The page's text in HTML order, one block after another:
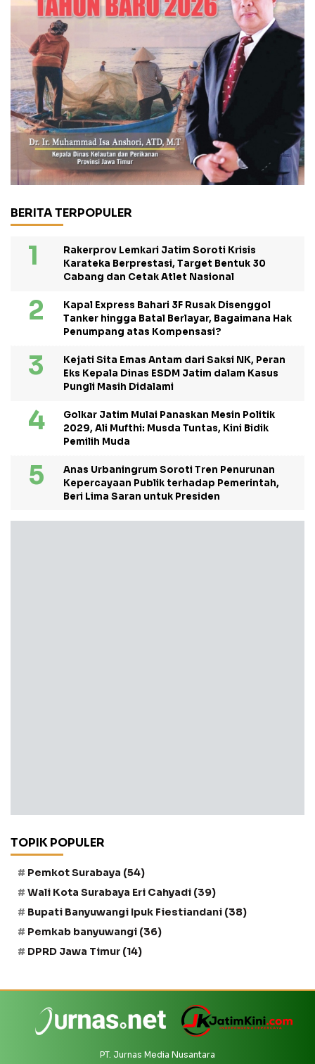
BERITA TERPOPULER
Rakerprov Lemkari Jatim Soroti Krisis
Karateka Berprestasi, Target Bentuk 30
Cabang dan Cetak Atlet Nasional
Kapal Express Bahari 3F Rusak Disenggol
Tanker hingga Batal Berlayar, Bagaimana Hak
Penumpang atas Kompensasi?
Kejati Sita Emas Antam dari Saksi NK, Peran
Eks Kepala Dinas ESDM Jatim dalam Kasus
Pungli Masih Didalami
Golkar Jatim Mulai Panaskan Mesin Politik
2029, Ali Mufthi: Musda Tuntas, Kini Bidik
Pemilih Muda
Anas Urbaningrum Soroti Tren Penurunan
Kepercayaan Publik terhadap Pemerintah,
Beri Lima Saran untuk Presiden
TOPIK POPULER
Pemkot Surabaya (54)
Wali Kota Surabaya Eri Cahyadi (39)
Bupati Banyuwangi Ipuk Fiestiandani (38)
Pemkab banyuwangi (36)
DPRD Jawa Timur (14)
PT. Jurnas Media Nusantara